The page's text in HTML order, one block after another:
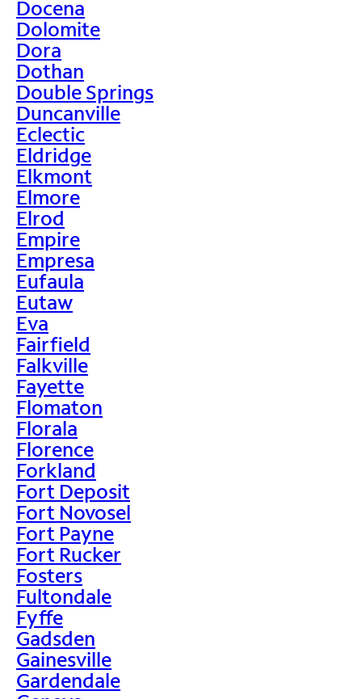
Docena
Dolomite
Dora
Dothan
Double Springs
Duncanville
Eclectic
Eldridge
Elkmont
Elmore
Elrod
Empire
Empresa
Eufaula
Eutaw
Eva
Fairfield
Falkville
Fayette
Flomaton
Florala
Florence
Forkland
Fort Deposit
Fort Novosel
Fort Payne
Fort Rucker
Fosters
Fultondale
Fyffe
Gadsden
Gainesville
Gardendale